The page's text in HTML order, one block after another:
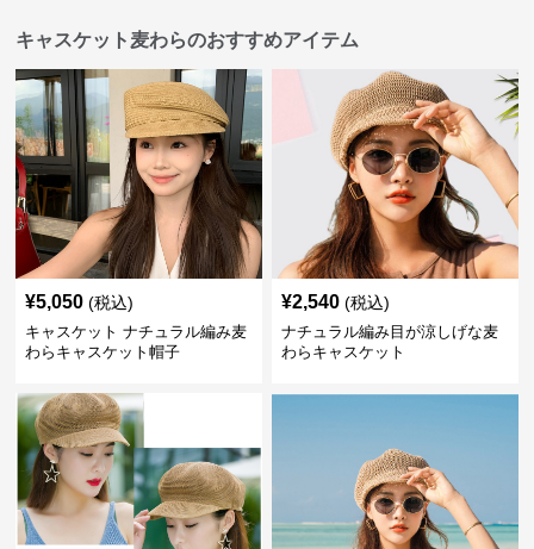
キャスケット麦わらのおすすめアイテム
¥5,050 (税込)
キャスケット ナチュラル編み麦
わらキャスケット帽子
¥2,540 (税込)
ナチュラル編み目が涼しげな麦
わらキャスケット